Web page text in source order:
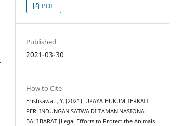
PDF
Published
2021-03-30
How to Cite
Fristikawati, Y. (2021). UPAYA HUKUM TERKAIT
PERLINDUNGAN SATWA DI TAMAN NASIONAL
BALI BARAT [Legal Efforts to Protect the Animals